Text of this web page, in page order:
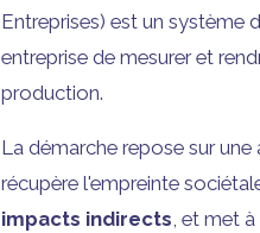
Entreprises) est un système
entreprise de mesurer et
production.
La démarche repose sur
récupère l'empreinte
impacts indirects, et met